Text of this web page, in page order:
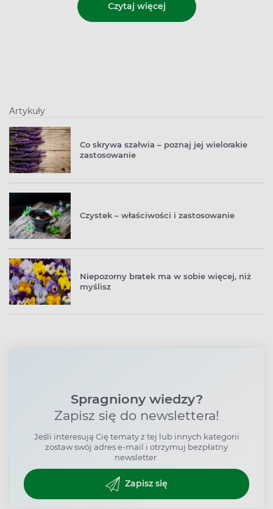
Czytaj więcej
Artykuły
Co skrywa szałwia – poznaj jej wielorakie
zastosowanie
Czystek – właściwości i zastosowanie
Niepozorny bratek ma w sobie więcej, niż
myślisz
Spragniony wiedzy?
Zapisz się do newslettera!
Jeśli interesują Cię tematy z tej lub innych kategorii
zostaw swój adres e-mail i otrzymuj bezpłatny
newsletter.
Zapisz się